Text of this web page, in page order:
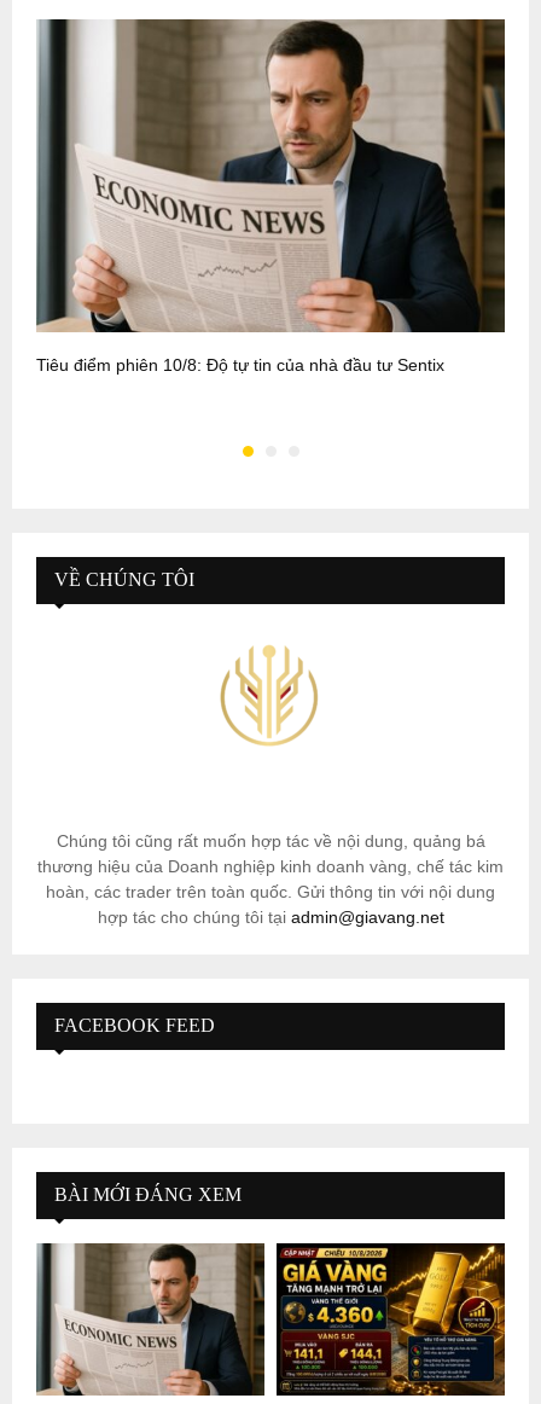
Tiêu điểm phiên 10/8: Độ tự tin của nhà đầu tư Sentix
VỀ CHÚNG TÔI
Chúng tôi cũng rất muốn hợp tác về nội dung, quảng bá
thương hiệu của Doanh nghiệp kinh doanh vàng, chế tác kim
hoàn, các trader trên toàn quốc. Gửi thông tin với nội dung
hợp tác cho chúng tôi tại admin@giavang.net
FACEBOOK FEED
BÀI MỚI ĐÁNG XEM